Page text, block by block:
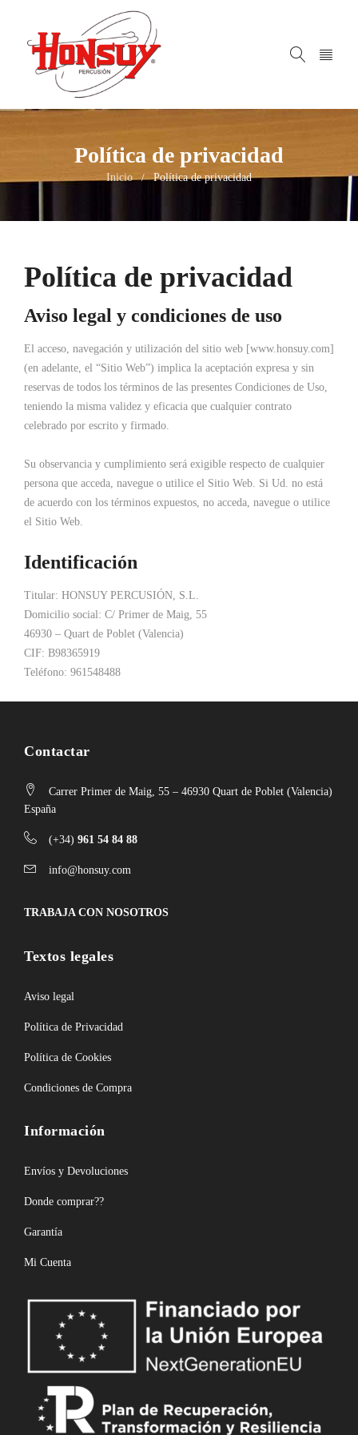
Política de privacidad
Inicio / Política de privacidad
Política de privacidad
Aviso legal y condiciones de uso
El acceso, navegación y utilización del sitio web [www.honsuy.com]
(en adelante, el “Sitio Web”) implica la aceptación expresa y sin
reservas de todos los términos de las presentes Condiciones de Uso,
teniendo la misma validez y eficacia que cualquier contrato
celebrado por escrito y firmado.
Su observancia y cumplimiento será exigible respecto de cualquier
persona que acceda, navegue o utilice el Sitio Web. Si Ud. no está
de acuerdo con los términos expuestos, no acceda, navegue o utilice
el Sitio Web.
Identificación
Titular: HONSUY PERCUSIÓN, S.L.
Domicilio social: C/ Primer de Maig, 55
46930 – Quart de Poblet (Valencia)
CIF: B98365919
Teléfono: 961548488
Contactar
Carrer Primer de Maig, 55 – 46930 Quart de Poblet (Valencia)
España
(+34) 961 54 84 88
info@honsuy.com
TRABAJA CON NOSOTROS
Textos legales
Aviso legal
Política de Privacidad
Política de Cookies
Condiciones de Compra
Información
Envíos y Devoluciones
Donde comprar??
Garantía
Mi Cuenta